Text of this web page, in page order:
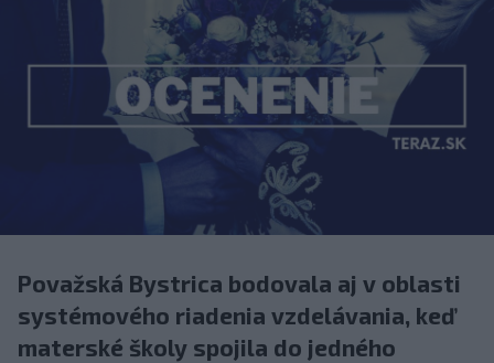
Považská Bystrica bodovala aj v oblasti
systémového riadenia vzdelávania, keď
materské školy spojila do jedného